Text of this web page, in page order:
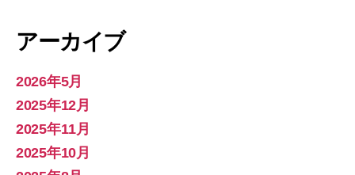
アーカイブ
2026年5月
2025年12月
2025年11月
2025年10月